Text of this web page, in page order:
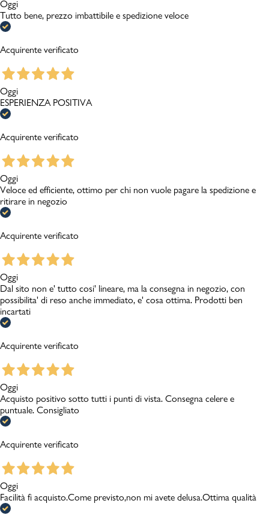
Oggi
Tutto bene, prezzo imbattibile e spedizione veloce
Acquirente verificato
Oggi
ESPERIENZA POSITIVA
Acquirente verificato
Oggi
Veloce ed efficiente, ottimo per chi non vuole pagare la spedizione e
ritirare in negozio
Acquirente verificato
Oggi
Dal sito non e' tutto cosi' lineare, ma la consegna in negozio, con
possibilita' di reso anche immediato, e' cosa ottima. Prodotti ben
incartati
Acquirente verificato
Oggi
Acquisto positivo sotto tutti i punti di vista. Consegna celere e
puntuale. Consigliato
Acquirente verificato
Oggi
Facilità fi acquisto.Come previsto,non mi avete delusa.Ottima qualità